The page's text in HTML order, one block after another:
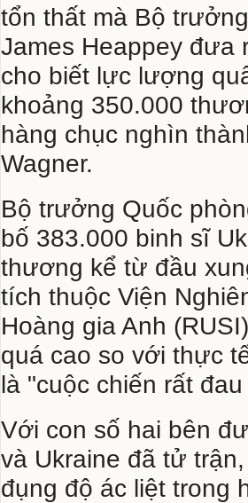
tổn thất mà Bộ
James Heappey đưa
cho biết lực lượng
khoảng 350.000
hàng chục nghìn
Wagner.
Bộ trưởng Quốc
bố 383.000 binh sĩ
thương kể từ đầu
tích thuộc Viện
Hoàng gia Anh
quá cao so với thực
là "cuộc chiến rất
Với con số hai bên
và Ukraine đã tử
đụng độ ác liệt trong